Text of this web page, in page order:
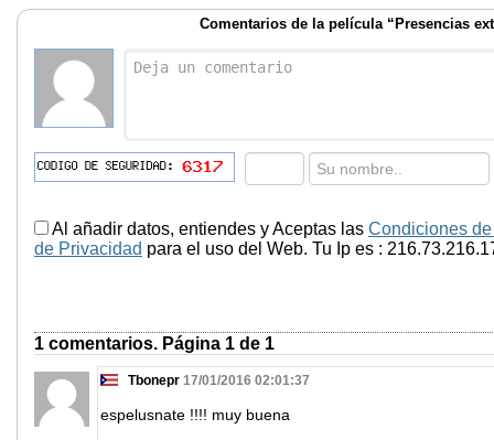
Comentarios de la película “Presencias
Al añadir datos, entiendes y Aceptas las Condiciones
de Privacidad para el uso del Web. Tu Ip es :
1 comentarios. Página 1 de 1
Tbonepr 17/01/2016 02:01:37
espelusnate !!!! muy buena